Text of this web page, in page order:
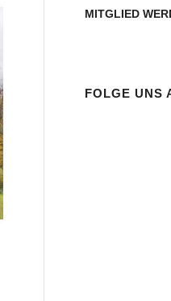
MITGLIED
FOLGE UNS